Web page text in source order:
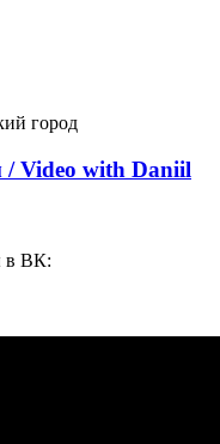
город
/ Video with Daniil
в ВК: